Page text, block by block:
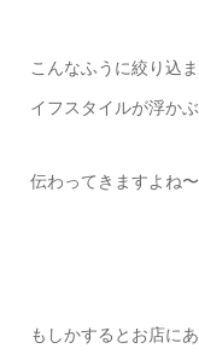
こんなふうに絞り込
イフスタイルが浮かぶ
伝わってきますよね〜
もしかするとお店に